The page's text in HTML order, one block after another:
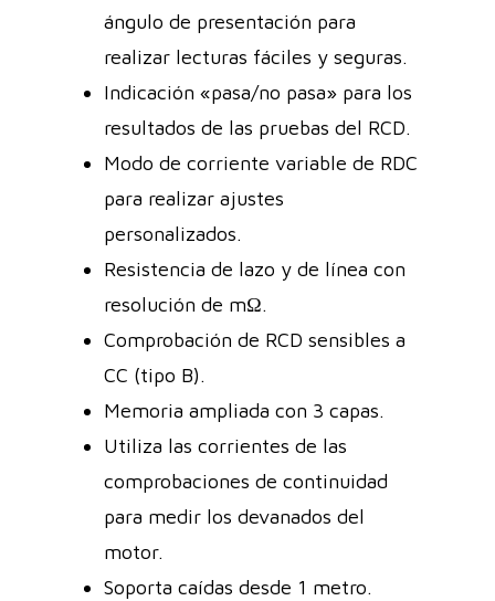
ángulo de presentación para
realizar lecturas fáciles y seguras.
Indicación «pasa/no pasa» para los
resultados de las pruebas del RCD.
Modo de corriente variable de RDC
para realizar ajustes
personalizados.
Resistencia de lazo y de línea con
resolución de mΩ.
Comprobación de RCD sensibles a
CC (tipo B).
Memoria ampliada con 3 capas.
Utiliza las corrientes de las
comprobaciones de continuidad
para medir los devanados del
motor.
Soporta caídas desde 1 metro.